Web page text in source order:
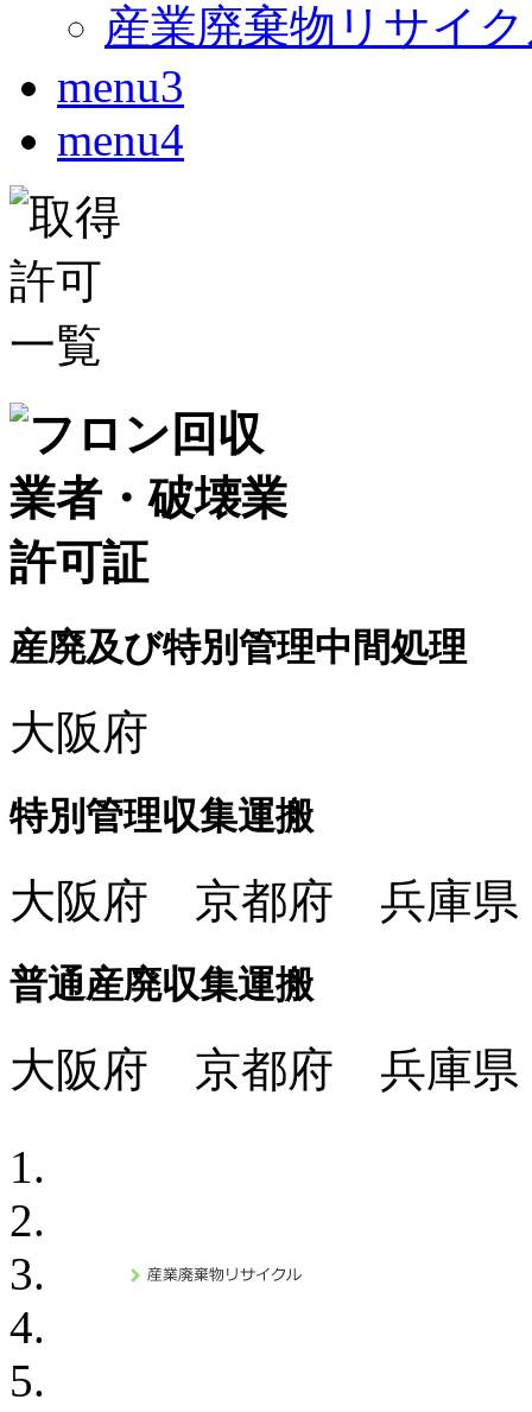
産業廃棄物リサイ
menu3
menu4
産廃及び特別管理中間処理
大阪府
特別管理収集運搬
大阪府 京都府 兵庫
普通産廃収集運搬
大阪府 京都府 兵庫県